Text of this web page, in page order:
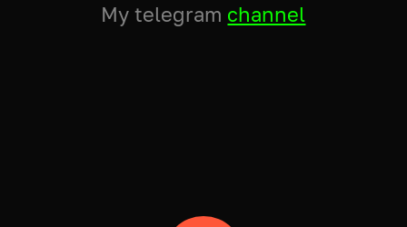
My telegram channel